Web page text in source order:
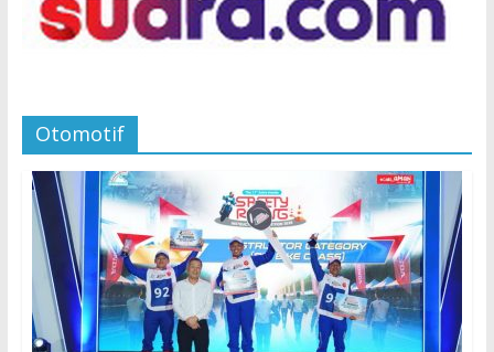
Otomotif